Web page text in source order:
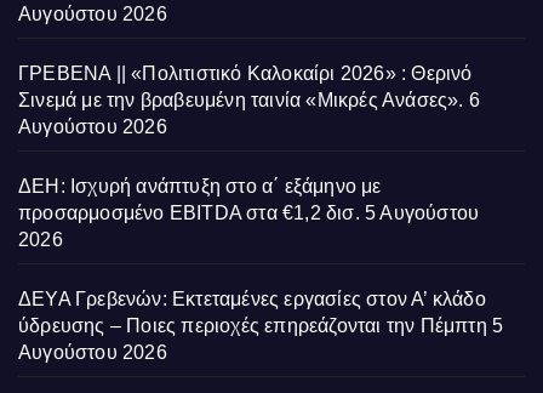
Αυγούστου 2026
ΓΡΕΒΕΝΑ || «Πολιτιστικό Καλοκαίρι 2026» : Θερινό
Σινεμά με την βραβευμένη ταινία «Μικρές Ανάσες». 6
Αυγούστου 2026
ΔΕΗ: Ισχυρή ανάπτυξη στο α΄ εξάμηνο με
προσαρμοσμένο EBITDA στα €1,2 δισ. 5 Αυγούστου
2026
ΔΕΥΑ Γρεβενών: Εκτεταμένες εργασίες στον Α’ κλάδο
ύδρευσης – Ποιες περιοχές επηρεάζονται την Πέμπτη 5
Αυγούστου 2026